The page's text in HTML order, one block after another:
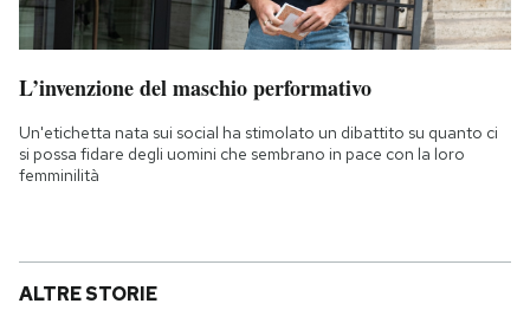
L’invenzione del maschio performativo
Un'etichetta nata sui social ha stimolato un dibattito su quanto ci
si possa fidare degli uomini che sembrano in pace con la loro
femminilità
ALTRE STORIE